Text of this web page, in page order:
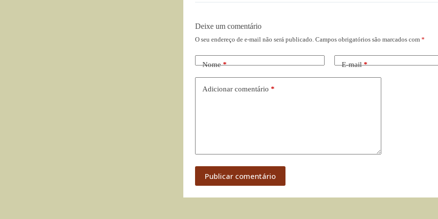
Deixe um comentário
O seu endereço de e-mail não será publicado. Campos obrigatórios são marcados com *
Nome* E-mail*
Adicionar comentário *
Publicar comentário